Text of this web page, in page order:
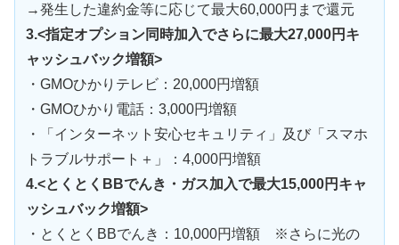
→発生した違約金等に応じて最大60,000円まで還元
3.<指定オプション同時加入でさらに最大27,000円キ
ャッシュバック増額>
・GMOひかりテレビ：20,000円増額
・GMOひかり電話：3,000円増額
・「インターネット安心セキュリティ」及び「スマホ
トラブルサポート＋」：4,000円増額
4.<とくとくBBでんき・ガス加入で最大15,000円キャ
ッシュバック増額>
・とくとくBBでんき：10,000円増額 ※さらに光の